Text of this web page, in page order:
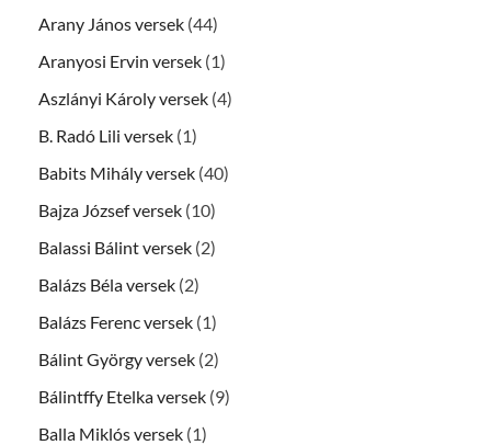
Arany János versek (44)
Aranyosi Ervin versek (1)
Aszlányi Károly versek (4)
B. Radó Lili versek (1)
Babits Mihály versek (40)
Bajza József versek (10)
Balassi Bálint versek (2)
Balázs Béla versek (2)
Balázs Ferenc versek (1)
Bálint György versek (2)
Bálintffy Etelka versek (9)
Balla Miklós versek (1)